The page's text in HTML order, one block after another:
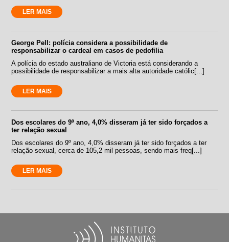
LER MAIS
George Pell: polícia considera a possibilidade de
responsabilizar o cardeal em casos de pedofilia
A polícia do estado australiano de Victoria está considerando a
possibilidade de responsabilizar a mais alta autoridade católic[...]
LER MAIS
Dos escolares do 9º ano, 4,0% disseram já ter sido forçados a
ter relação sexual
Dos escolares do 9º ano, 4,0% disseram já ter sido forçados a ter
relação sexual, cerca de 105,2 mil pessoas, sendo mais freq[...]
LER MAIS